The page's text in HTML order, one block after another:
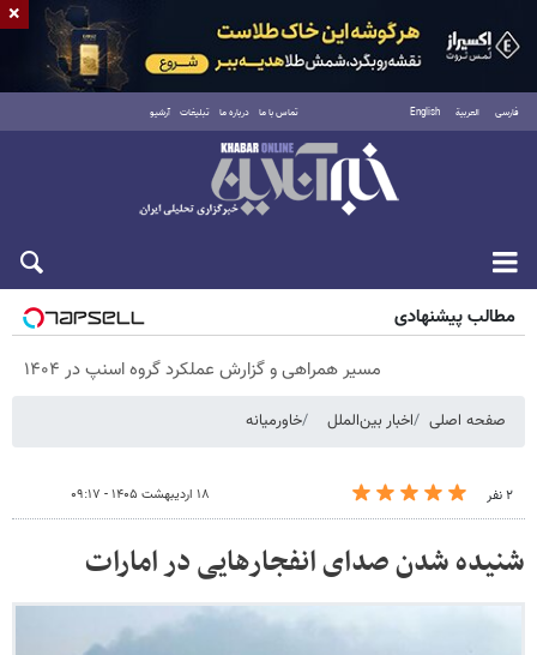
فارسی العربية English تماس با ما درباره ما تبلیغات آرشیو
پنجشنبه ۱۵ مرداد ۱۴۰۵
مطالب پیشنهادی
مسیر همراهی و گزارش عملکرد گروه اسنپ در ۱۴۰۴
صفحه اصلی اخبار بین‌الملل خاورمیانه
۲ نفر ۱۸ اردیبهشت ۱۴۰۵ - ۰۹:۱۷
شنیده شدن صدای انفجارهایی در امارات
×